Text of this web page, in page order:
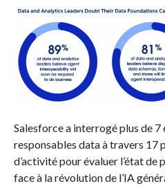
Salesforce a interrogé plus de
responsables data à travers 17
d’activité pour évaluer l’état
face à la révolution de l’IA